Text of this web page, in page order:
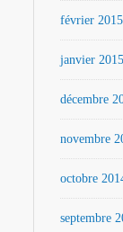
février 2015
janvier 2015
décembre
novembre
octobre
septembre